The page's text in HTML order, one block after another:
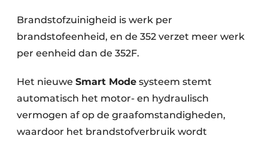
Brandstofzuinigheid is werk per
brandstofeenheid, en de 352 verzet meer werk
per eenheid dan de 352F.
Het nieuwe Smart Mode systeem stemt
automatisch het motor- en hydraulisch
vermogen af op de graafomstandigheden,
waardoor het brandstofverbruik wordt